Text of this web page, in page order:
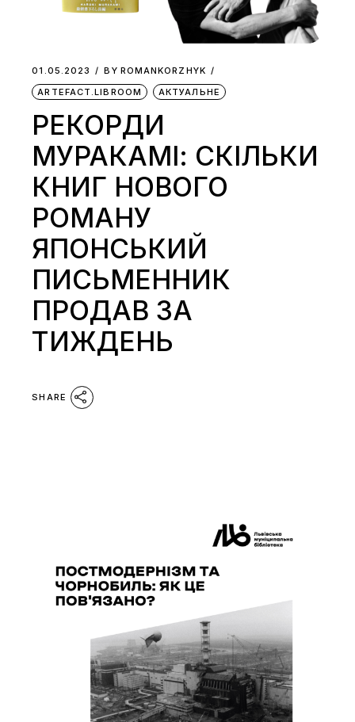
01.05.2023 BY ROMANKORZHYK
ARTEFACT.LIBROOM
АКТУАЛЬНЕ
РЕКОРДИ
МУРАКАМІ: СКІЛЬКИ
КНИГ НОВОГО
РОМАНУ
ЯПОНСЬКИЙ
ПИСЬМЕННИК
ПРОДАВ ЗА
ТИЖДЕНЬ
SHARE